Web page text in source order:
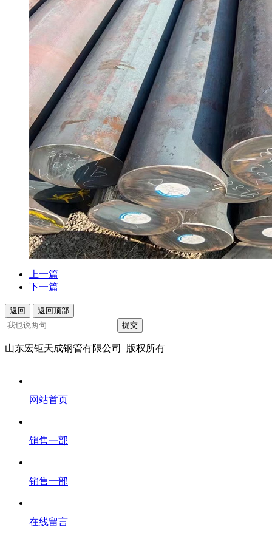
上一篇
下一篇
返回
返回顶部
提交
山东宏钜天成钢管有限公司 版权所有
网站首页
销售一部
销售一部
在线留言